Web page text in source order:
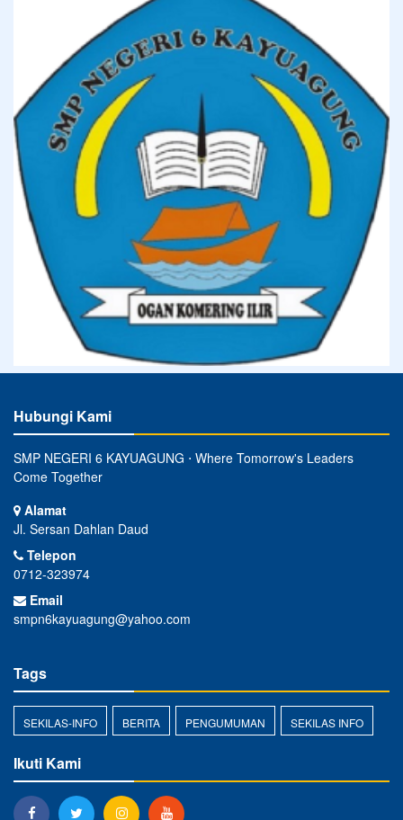
Hubungi Kami
SMP NEGERI 6 KAYUAGUNG ⋅ Where Tomorrow's Leaders
Come Together
Alamat
Jl. Sersan Dahlan Daud
Telepon
0712-323974
Email
smpn6kayuagung@yahoo.com
Tags
SEKILAS-INFO BERITA PENGUMUMAN SEKILAS INFO
Ikuti Kami